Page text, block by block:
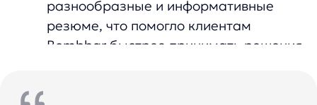
питания.
ИнтеграцияanyReviewsне только
подтверждается результатами